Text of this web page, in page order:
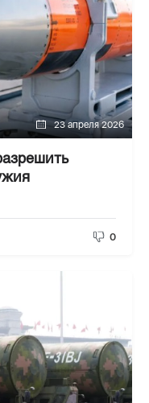
23 апреля 2026
0